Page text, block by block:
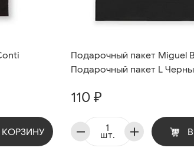
КОРЗИНУ
Подарочный пакет Miguel
Подарочный пакет L
110 ₽
шт.